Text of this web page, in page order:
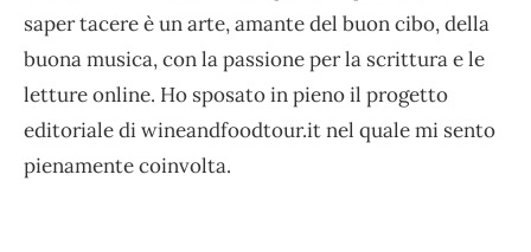
saper tacere è un arte, amante del buon cibo, della
buona musica, con la passione per la scrittura e le
letture online. Ho sposato in pieno il progetto
editoriale di wineandfoodtour.it nel quale mi sento
pienamente coinvolta.